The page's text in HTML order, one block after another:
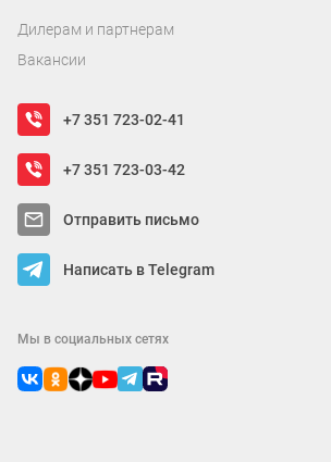
Дилерам и партнерам
Вакансии
+7 351 723-02-41
+7 351 723-03-42
Отправить письмо
Написать в Telegram
Мы в социальных сетях